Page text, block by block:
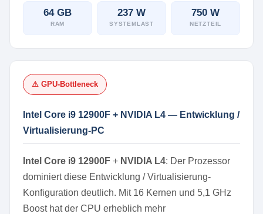
64 GB
RAM
237 W
SYSTEMLAST
750 W
NETZTEIL
⚠ GPU-Bottleneck
Intel Core i9 12900F + NVIDIA L4 — Entwicklung /
Virtualisierung-PC
Intel Core i9 12900F + NVIDIA L4: Der Prozessor
dominiert diese Entwicklung / Virtualisierung-
Konfiguration deutlich. Mit 16 Kernen und 5,1 GHz
Boost hat der CPU erheblich mehr